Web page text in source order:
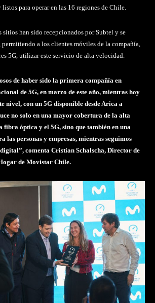
para operar en las 16 regiones de Chile.
sitios han sido recepcionados por Subtel y se
a los clientes móviles de la compañía,
5G, utilizar este servicio de alta velocidad.
de haber sido la primera compañía en
de 5G, en marzo de este año, mientras hoy
nivel, con un 5G disponible desde Arica a
no solo en una mayor cobertura de la alta
fibra óptica y el 5G, sino que también en una
las personas y empresas, mientras seguimos
comenta Cristian Schalscha, Director de
de Movistar Chile.